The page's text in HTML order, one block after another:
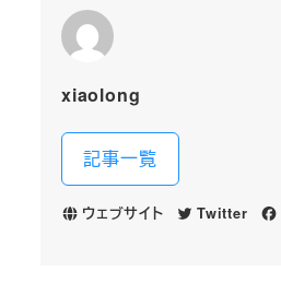
xiaolong
記事一覧
ウェブサイト Twitter